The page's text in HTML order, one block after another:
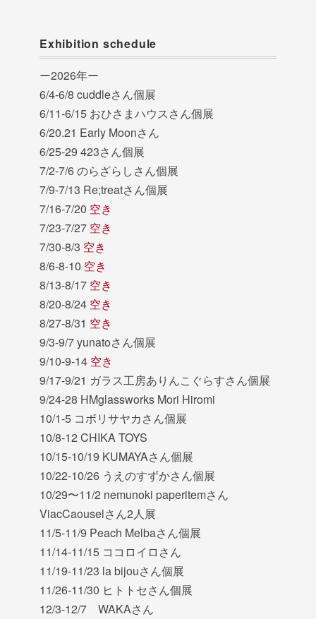
Exhibition schedule
ー2026年ー
6/4-6/8 cuddleさん個展
6/11-6/15 おひさまハウスさん個展
6/20.21 Early Moonさん
6/25-29 423さん個展
7/2-7/6 のらざらしさん個展
7/9-7/13 Re;treatさん個展
7/16-7/20 空き
7/23-7/27 空き
7/30-8/3 空き
8/6-8-10 空き
8/13-8/17 空き
8/20-8/24 空き
8/27-8/31 空き
9/3-9/7 yunatoさん個展
9/10-9-14 空き
9/17-9/21 ガラス工房ありんこぐらすさん個展
9/24-28 HMglassworks Mori Hiromi
10/1-5 コボリサヤカさん個展
10/8-12 CHIKA TOYS
10/15-10/19 KUMAYAさん個展
10/22-10/26 うえのすずかさん個展
10/29〜11/2 nemunoki paperitemさん
ViacCaouselさん2人展
11/5-11/9 Peach Melbaさん個展
11/14-11/15 ココロイロさん
11/19-11/23 la bijouさん個展
11/26-11/30 ヒトトセさん個展
12/3-12/7 WAKAさん